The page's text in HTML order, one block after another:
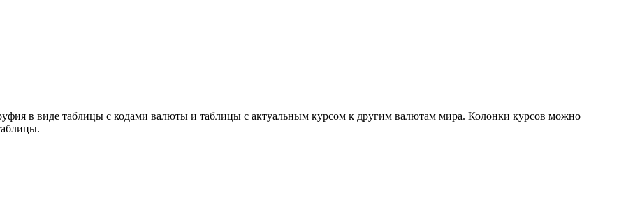
в виде таблицы с кодами валюты и таблицы с актуальным курсом к другим валютам мира. Колонки курсов можно